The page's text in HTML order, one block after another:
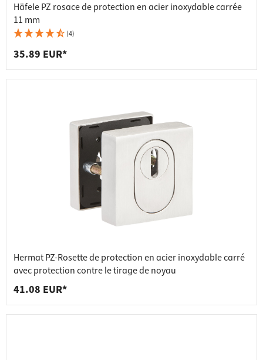
Häfele PZ rosace de protection en acier inoxydable carrée
11 mm
(4)
35.89 EUR*
Hermat PZ-Rosette de protection en acier inoxydable carré
avec protection contre le tirage de noyau
41.08 EUR*